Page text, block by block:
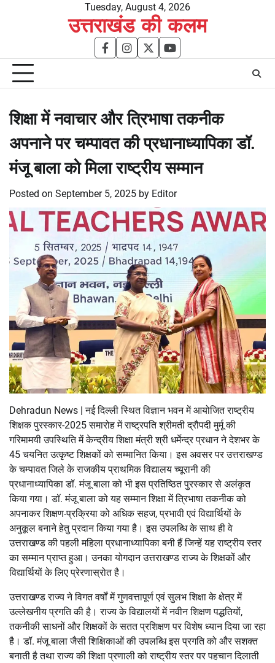
Tuesday, August 4, 2026
उत्तराखंड की कलम
facebookinstagram
twitteryoutube
शिक्षा में नवाचार और त्रिभाषा तकनीक
अपनाने पर चम्पावत की प्रधानाध्यापिका डॉ.
मंजू बाला को मिला राष्ट्रीय सम्मान
Posted on September 5, 2025 by Editor
Dehradun News | नई दिल्ली स्थित विज्ञान भवन में आयोजित राष्ट्रीय
शिक्षक पुरस्कार-2025 समारोह में राष्ट्रपति श्रीमती द्रौपदी मुर्मू की
गरिमामयी उपस्थिति में केन्द्रीय शिक्षा मंत्री श्री धर्मेन्द्र प्रधान ने देशभर के
45 चयनित उत्कृष्ट शिक्षकों को सम्मानित किया। इस अवसर पर उत्तराखण्ड
के चम्पावत जिले के राजकीय प्राथमिक विद्यालय च्यूरानी की
प्रधानाध्यापिका डॉ. मंजू बाला को भी इस प्रतिष्ठित पुरस्कार से अलंकृत
किया गया। डॉ. मंजू बाला को यह सम्मान शिक्षा में त्रिभाषा तकनीक को
अपनाकर शिक्षण-प्रक्रिया को अधिक सहज, प्रभावी एवं विद्यार्थियों के
अनुकूल बनाने हेतु प्रदान किया गया है। इस उपलब्धि के साथ ही वे
उत्तराखण्ड की पहली महिला प्रधानाध्यापिका बनी हैं जिन्हें यह राष्ट्रीय स्तर
का सम्मान प्राप्त हुआ। उनका योगदान उत्तराखण्ड राज्य के शिक्षकों और
विद्यार्थियों के लिए प्रेरणास्रोत है।
उत्तराखण्ड राज्य ने विगत वर्षों में गुणवत्तापूर्ण एवं सुलभ शिक्षा के क्षेत्र में
उल्लेखनीय प्रगति की है। राज्य के विद्यालयों में नवीन शिक्षण पद्धतियों,
तकनीकी साधनों और शिक्षकों के सतत प्रशिक्षण पर विशेष ध्यान दिया जा रहा
है। डॉ. मंजू बाला जैसी शिक्षिकाओं की उपलब्धि इस प्रगति को और सशक्त
बनाती है तथा राज्य की शिक्षा प्रणाली को राष्ट्रीय स्तर पर पहचान दिलाती